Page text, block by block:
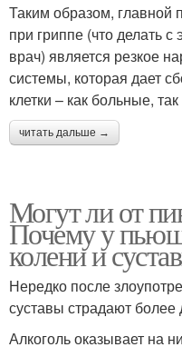
Таким образом, главной
при гриппе (что делать
врач) является резкое
системы, которая дает
клетки – как больные,
читать дальше →
Могут ли от
Почему у
колени и
Нередко после
суставы страдают более
Алкоголь оказывает на